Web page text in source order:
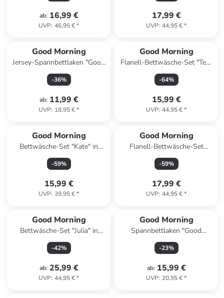
ab: 16,99 €
UVP: 46,95 €*
17,99 €
UVP: 44,95 €*
Good Morning
Jersey-Spannbettlaken "Good
Morning" in Grau
-36%
ab: 11,99 €
UVP: 18,95 €*
Good Morning
Flanell-Bettwäsche-Set "Ted"
in Grün/ Weiß
-64%
15,99 €
UVP: 44,95 €*
Good Morning
Bettwäsche-Set "Kate" in
Bunt
-59%
15,99 €
UVP: 39,95 €*
Good Morning
Flanell-Bettwäsche-Set
"Albert" in Blau
-59%
17,99 €
UVP: 44,95 €*
Good Morning
Bettwäsche-Set "Julia" in
Hellgrau/ Blau/ Rosa
-42%
ab: 25,99 €
UVP: 44,95 €*
Good Morning
Spannbettlaken "Good
Morning" in Dunkelblau
-23%
ab: 15,99 €
UVP: 20,95 €*